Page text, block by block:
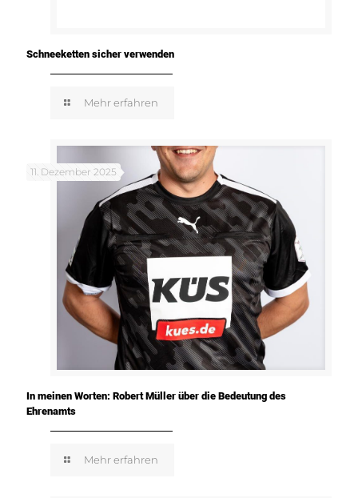
Schneeketten sicher verwenden
Mehr erfahren
11. Dezember 2025
In meinen Worten: Robert Müller über die Bedeutung des
Ehrenamts
Mehr erfahren